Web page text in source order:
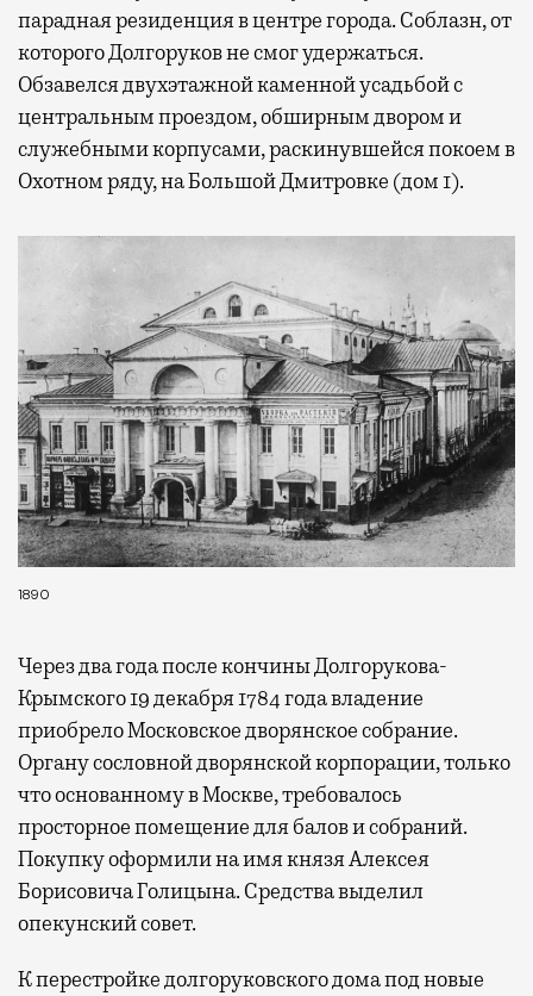
парадная резиденция в центре города. Соблазн, от
которого Долгоруков не смог удержаться.
Обзавелся двухэтажной каменной усадьбой с
центральным проездом, обширным двором и
служебными корпусами, раскинувшейся покоем в
Охотном ряду, на Большой Дмитровке (дом 1).
1890
Через два года после кончины Долгорукова-
Крымского 19 декабря 1784 года владение
приобрело Московское дворянское собрание.
Органу сословной дворянской корпорации, только
что основанному в Москве, требовалось
просторное помещение для балов и собраний.
Покупку оформили на имя князя Алексея
Борисовича Голицына. Средства выделил
опекунский совет.
К перестройке долгоруковского дома под новые